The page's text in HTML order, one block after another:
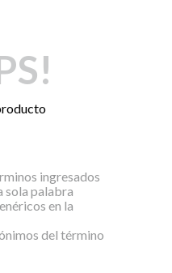
ingresados
sola palabra
en la
del término